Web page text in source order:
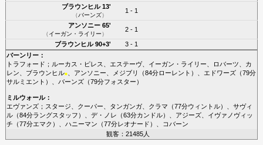
ブラウンヒル13'
（バーンズ）
1 - 1
アンソニー65'
（イーガン・ライリー）
2 - 1
ブラウンヒル90+3'
3 - 1
バーンリー：
トラフォード ； ルーカス・ピレス エステーヴ、 イーガン・ライリー ロバーツ
カ
レン
ブラウンヒル■、 アンソニー メジブリ （84分ローレント ）、 エドワーズ（79分
サルミエント ）、 バーンズ（79分フォスター ）
ミルウォール：
エヴァンズ； スタージ クーパー タンガンガ、 クラマ （77分ウィントル）、 サヴィ
ル（84分ラングスタッフ ）、 デ・ノレ （63分カンドル）、 アジーズ、 イヴァノヴィッ
チ （77分エマク ）、 ハニーマン （77分レオナード ）、
コバーン
観客：21485人